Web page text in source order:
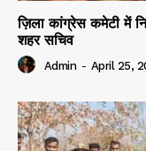
ज़िला कांग्रेस कमेटी में
शहर सचिव
Admin - April 25,